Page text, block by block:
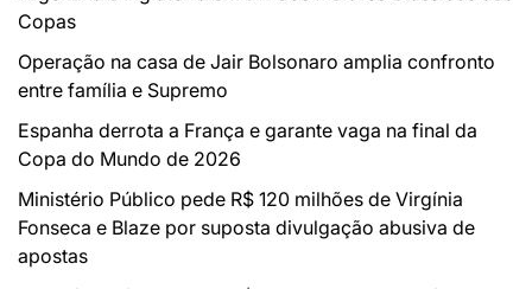
Copas
Operação na casa de Jair Bolsonaro amplia confronto
entre família e Supremo
Espanha derrota a França e garante vaga na final da
Copa do Mundo de 2026
Ministério Público pede R$ 120 milhões de Virgínia
Fonseca e Blaze por suposta divulgação abusiva de
apostas